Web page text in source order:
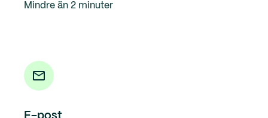
Mindre än 2 minuter